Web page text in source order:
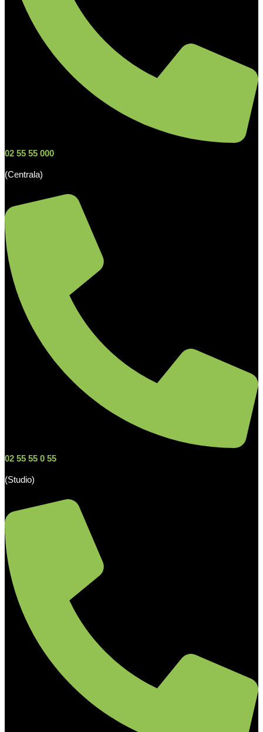
02 55 55 000
(Centrala)
02 55 55 0 55
(Studio)